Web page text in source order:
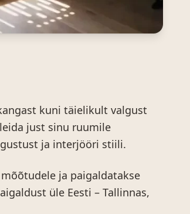
kuni täielikult valgust
just sinu ruumile
ja interjööri stiili.
ja paigaldatakse
üle Eesti – Tallinnas,